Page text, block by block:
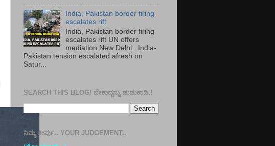
India, Pakistan border firing
escalates rift
India, Pakistan border firing
escalates rift UN offers
mediation New Delhi: India-
Pakistan tension escalated afresh on
Satur...
SEARCH THIS BLOG/ ಬೇಕಾದ್ದನ್ನು ಹುಡುಕಾಡಿ.!
ನಿಮ್ಮ ತೀರ್ಪು.. YOUR JUDGEMENT..